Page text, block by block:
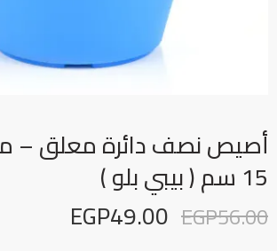
أصيص نصف دائرة معلق –
15 سم ( بيبي بلو )
EGP56.00
EGP49.00